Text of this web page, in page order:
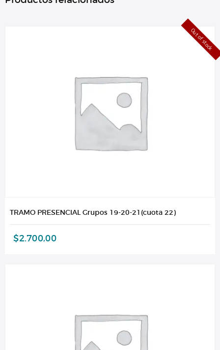
Out of stock
TRAMO PRESENCIAL Grupos 19-20-21(cuota 22)
$2.700,00